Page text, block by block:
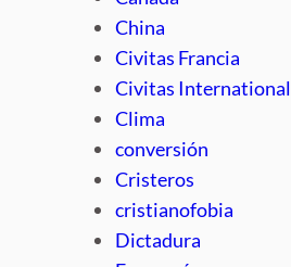
China
Civitas Francia
Civitas International
Clima
conversión
Cristeros
cristianofobia
Dictadura